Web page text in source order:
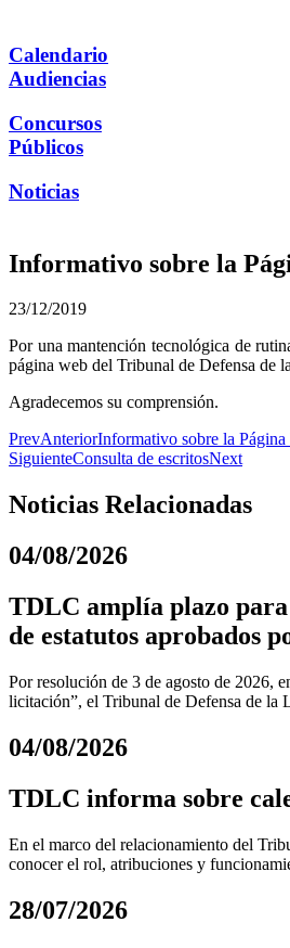
Calendario
Audiencias
Concursos
Públicos
Noticias
Informativo sobre la
23/12/2019
Por una mantención tecnológica de
página web del Tribunal de Defensa de
Agradecemos su comprensión.
PrevAnteriorInformativo sobre la
SiguienteConsulta de escritosNext
Noticias Relacionadas
04/08/2026
TDLC amplía plazo para
de estatutos aprobados
Por resolución de 3 de agosto de 2026,
licitación”, el Tribunal de Defensa de la
04/08/2026
TDLC informa sobre
En el marco del relacionamiento del
conocer el rol, atribuciones y
28/07/2026